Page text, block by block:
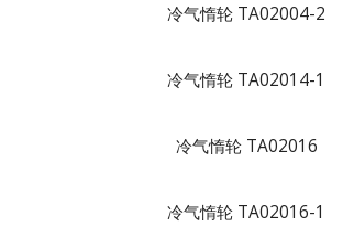
冷气惰轮 TA02004-2
冷气惰轮 TA02014-1
冷气惰轮 TA02016
冷气惰轮 TA02016-1